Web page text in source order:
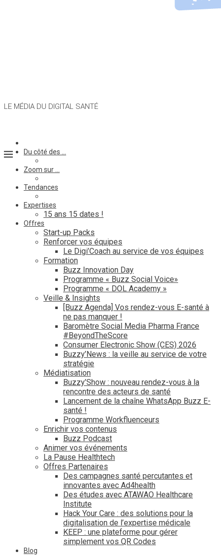
LE MÉDIA DU DIGITAL SANTÉ
Du côté des …
Zoom sur …
Tendances
Expertises
15 ans 15 dates !
Offres
Start-up Packs
Renforcer vos équipes
Le Digi’Coach au service de vos équipes
Formation
Buzz Innovation Day
Programme « Buzz Social Voice»
Programme « DOL Academy »
Veille & Insights
[Buzz Agenda] Vos rendez-vous E-santé à
ne pas manquer !
Baromètre Social Media Pharma France
#BeyondTheScore
Consumer Electronic Show (CES) 2026
Buzzy’News : la veille au service de votre
stratégie
Médiatisation
Buzzy’Show : nouveau rendez-vous à la
rencontre des acteurs de santé
Lancement de la chaîne WhatsApp Buzz E-
santé !
Programme Workfluenceurs
Enrichir vos contenus
Buzz Podcast
Animer vos événements
La Pause Healthtech
Offres Partenaires
Des campagnes santé percutantes et
innovantes avec Ad4health
Des études avec ATAWAO Healthcare
Institute
Hack Your Care : des solutions pour la
digitalisation de l’expertise médicale
KEEP : une plateforme pour gérer
simplement vos QR Codes
Blog